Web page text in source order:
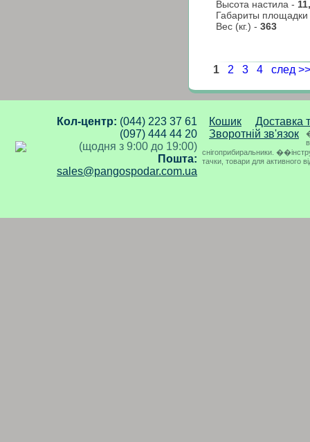
Высота настила -
Габариты
Вес (кг.) - 363
1 2 3 4 след >>
Кол-центр: (044) 223 37 61
(097) 444 44 20
(щодня з 9:00 до 19:00)
Пошта:
sales@pangospodar.com.ua
Кошик
Доставка
Зворотній зв'язок
снігоприбиральники.
тачки, товари для активного